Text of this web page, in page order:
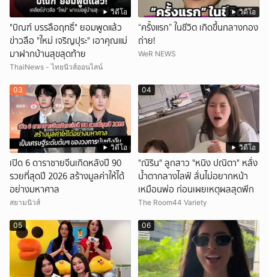
วิดีโอ
"บิณฑ์ บรรลือฤทธิ์" ยอมพูดแล้ว
ข่าวลือ "ใหม่ เจริญปุระ" เอาคุณแม่
มาฝากบ้านสุขสุดท้าย
ThaiNews - ไทยนิวส์ออนไลน์
วิดีโอ
“ครั้งแรก” ในชีวิต เกิดขึ้นกลางกอง
ถ่าย!
WeR NEWS
วิดีโอ
03
เปิด 6 ดาราชายจีนเกิดหลังปี 90
รวยที่สุดปี 2026 สร้างมูลค่าให้ได้
อย่างมหาศาล
สยามนิวส์
วิดีโอ
04
"ณิริน" ลูกสาว "หนิง ปณิตา" หลั่ง
น้ำตากลางไลฟ์ ลั่นไม่อยากหน้า
เหมือนพ่อ ก่อนเผยเหตุผลสุดพีก
The Room44 Variety
05 06